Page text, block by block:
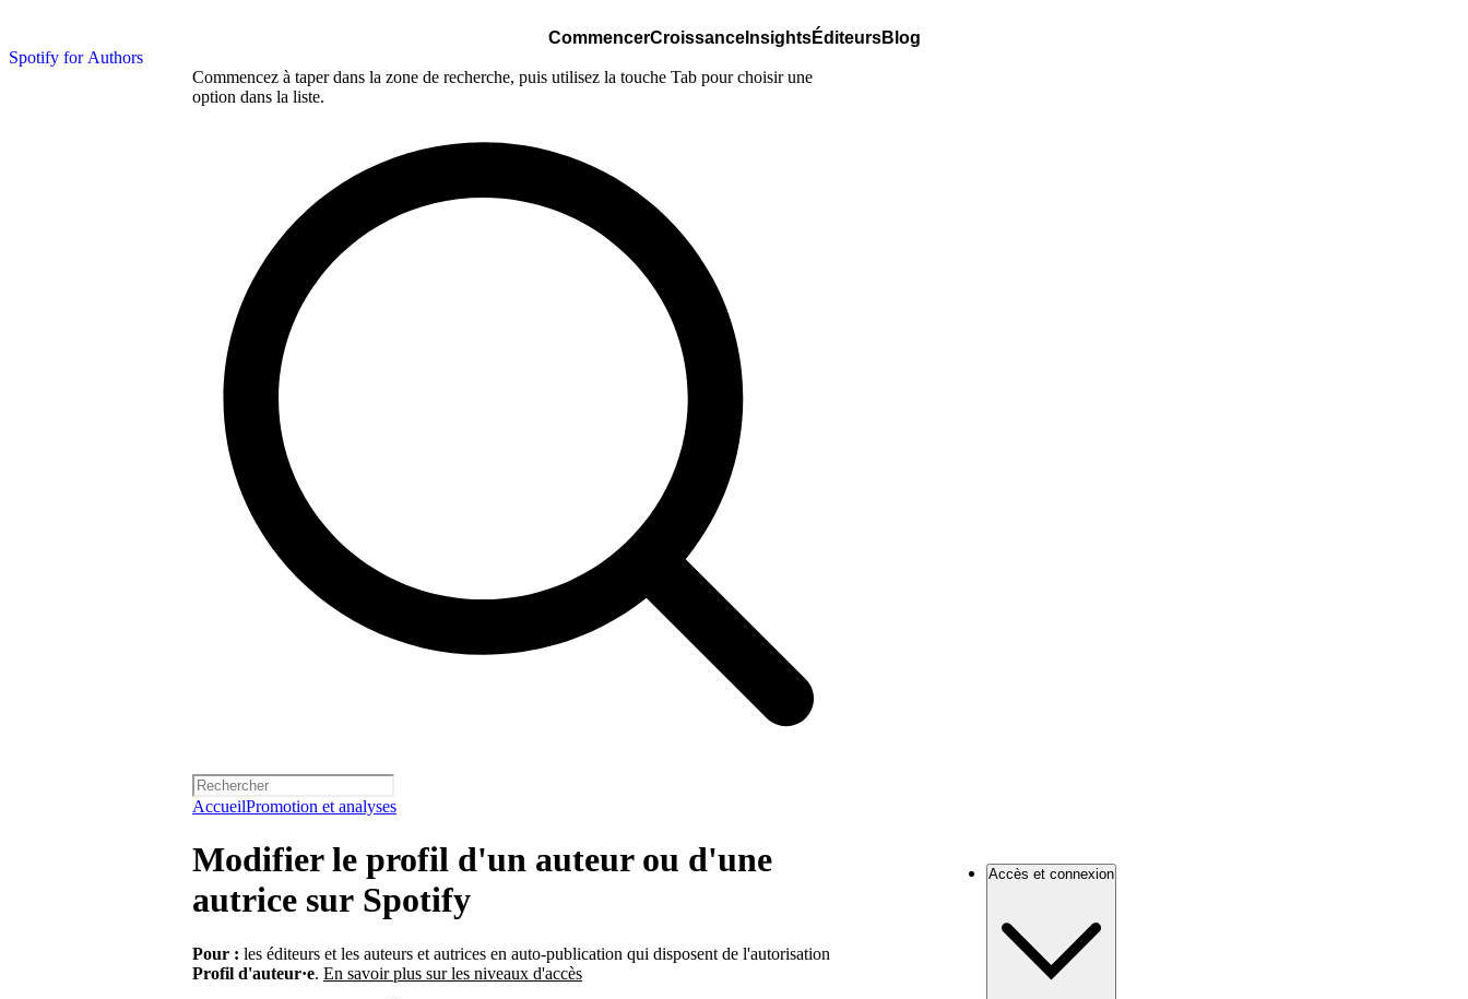
Spotify for Authors
CommencerCroissanceInsightsÉditeursBlog
Commencez à taper dans la zone de recherche, puis utilisez la touche Tab pour choisir une
option dans la liste.
AccueilPromotion et analyses
Modifier le profil d'un auteur ou d'une
autrice sur Spotify
Pour : les éditeurs et les auteurs et autrices en auto-publication qui disposent de l'autorisation
Profil d'auteur·e. En savoir plus sur les niveaux d'accès
Accès et connexion